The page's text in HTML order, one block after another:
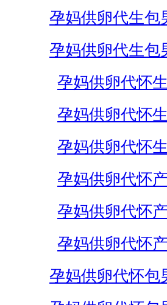
孕妈供卵代生包
孕妈供卵代生包
孕妈供卵代怀
孕妈供卵代怀
孕妈供卵代怀
孕妈供卵代怀
孕妈供卵代怀
孕妈供卵代怀
孕妈供卵代怀包